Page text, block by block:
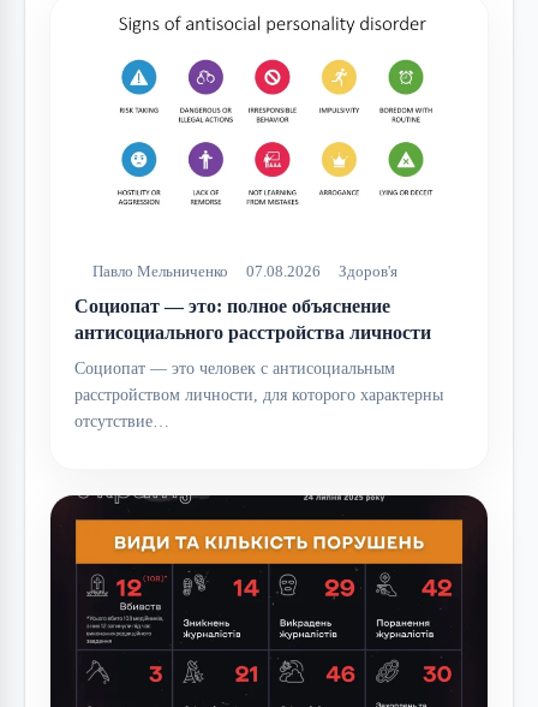
Павло Мельниченко 07.08.2026 Здоров'я
Социопат — это: полное объяснение
антисоциального расстройства личности
Социопат — это человек с антисоциальным
расстройством личности, для которого характерны
отсутствие…